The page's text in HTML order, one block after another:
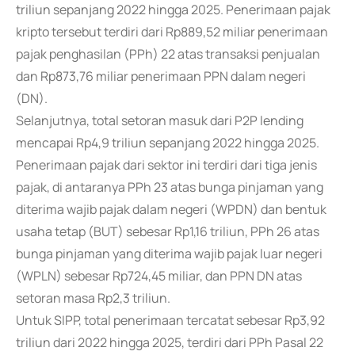
triliun sepanjang 2022 hingga 2025. Penerimaan pajak
kripto tersebut terdiri dari Rp889,52 miliar penerimaan
pajak penghasilan (PPh) 22 atas transaksi penjualan
dan Rp873,76 miliar penerimaan PPN dalam negeri
(DN).
Selanjutnya, total setoran masuk dari P2P lending
mencapai Rp4,9 triliun sepanjang 2022 hingga 2025.
Penerimaan pajak dari sektor ini terdiri dari tiga jenis
pajak, di antaranya PPh 23 atas bunga pinjaman yang
diterima wajib pajak dalam negeri (WPDN) dan bentuk
usaha tetap (BUT) sebesar Rp1,16 triliun, PPh 26 atas
bunga pinjaman yang diterima wajib pajak luar negeri
(WPLN) sebesar Rp724,45 miliar, dan PPN DN atas
setoran masa Rp2,3 triliun.
Untuk SIPP, total penerimaan tercatat sebesar Rp3,92
triliun dari 2022 hingga 2025, terdiri dari PPh Pasal 22